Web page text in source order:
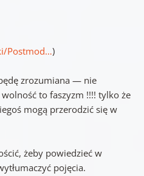
Postmod…)
zrozumiana — nie
to faszyzm !!!! tylko że
mogą przerodzić się w
żeby powiedzieć w
pojęcia.